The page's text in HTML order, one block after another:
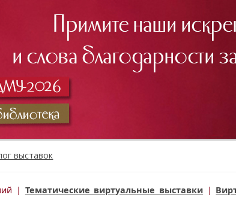
выставок
| Тематические виртуальные выставки |